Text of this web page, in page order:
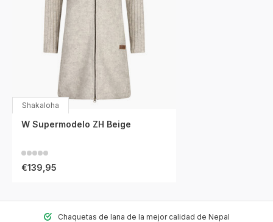
Shakaloha
W Supermodelo ZH Beige
€139,95
Chaquetas de lana de la mejor calidad de Nepal